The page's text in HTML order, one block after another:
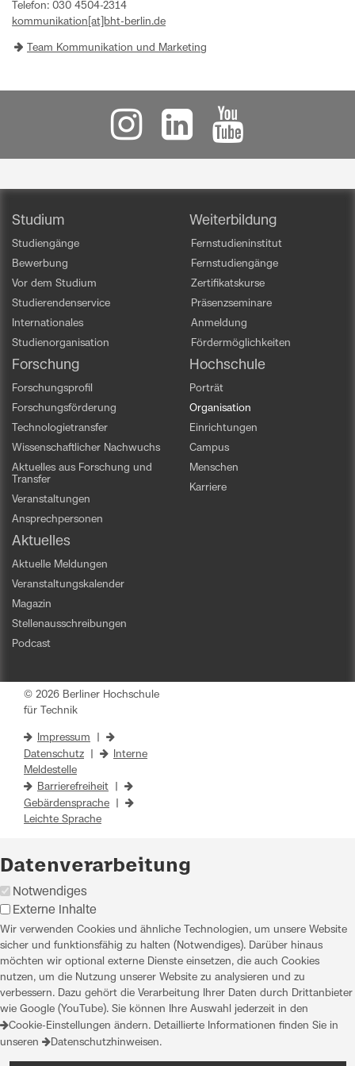
Telefon: 030 4504-2314
kommunikation[at]bht-berlin.de
Team Kommunikation und Marketing
Studium
Studiengänge
Bewerbung
Vor dem Studium
Studierendenservice
Internationales
Studienorganisation
Weiterbildung
Fernstudieninstitut
Fernstudiengänge
Zertifikatskurse
Präsenzseminare
Anmeldung
Fördermöglichkeiten
Forschung
Forschungsprofil
Forschungsförderung
Technologietransfer
Wissenschaftlicher Nachwuchs
Aktuelles aus Forschung und
Transfer
Veranstaltungen
Ansprechpersonen
Hochschule
Porträt
Organisation
Einrichtungen
Campus
Menschen
Karriere
Aktuelles
Aktuelle Meldungen
Veranstaltungskalender
Magazin
Stellenausschreibungen
Podcast
© 2026 Berliner Hochschule
für Technik
Impressum
Datenschutz
Interne
Meldestelle
Barrierefreiheit
Gebärdensprache
Leichte Sprache
Datenverarbeitung
Notwendiges
Externe Inhalte
Wir verwenden Cookies und ähnliche Technologien, um unsere Website
sicher und funktionsfähig zu halten (Notwendiges). Darüber hinaus
möchten wir optional externe Dienste einsetzen, die auch Cookies
nutzen, um die Nutzung unserer Website zu analysieren und zu
verbessern. Dazu gehört die Verarbeitung Ihrer Daten durch Drittanbieter
wie Google (YouTube). Sie können Ihre Auswahl jederzeit in den
Cookie-Einstellungen ändern. Detaillierte Informationen finden Sie in
unseren
Datenschutzhinweisen.